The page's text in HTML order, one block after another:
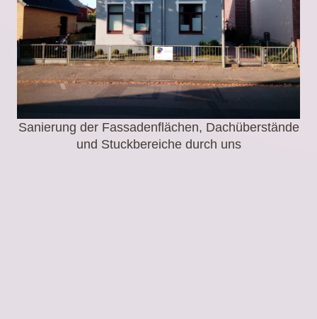
Sanierung der Fassadenflächen, Dachüberstände
und Stuckbereiche durch uns